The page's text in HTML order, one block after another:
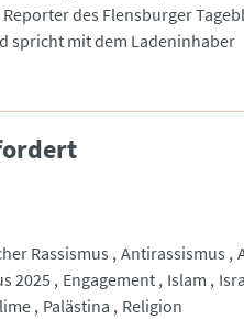
des Flensburger
spricht mit dem Ladeninhaber
Rassismus Antirassismus
2025
Engagement Islam
Palästina
Religion